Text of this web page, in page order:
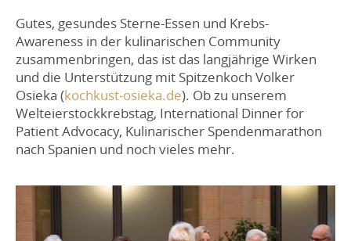
Gutes, gesundes Sterne-Essen und Krebs-
Awareness in der kulinarischen Community
zusammenbringen, das ist das langjährige Wirken
und die Unterstützung mit Spitzenkoch Volker
Osieka (kochkust-osieka.de). Ob zu unserem
Welteierstockkrebstag, International Dinner for
Patient Advocacy, Kulinarischer Spendenmarathon
nach Spanien und noch vieles mehr.